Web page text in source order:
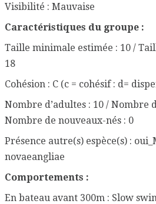
Visibilité : Mauvaise
Caractéristiques du groupe :
Taille minimale estimée : 10 /
18
Cohésion : C (c = cohésif : d=
Nombre d’adultes : 10 / Nombre
Nombre de nouveaux-nés : 0
Présence autre(s) espèce(s) :
novaeangliae
Comportements :
En bateau avant 300m : Slow